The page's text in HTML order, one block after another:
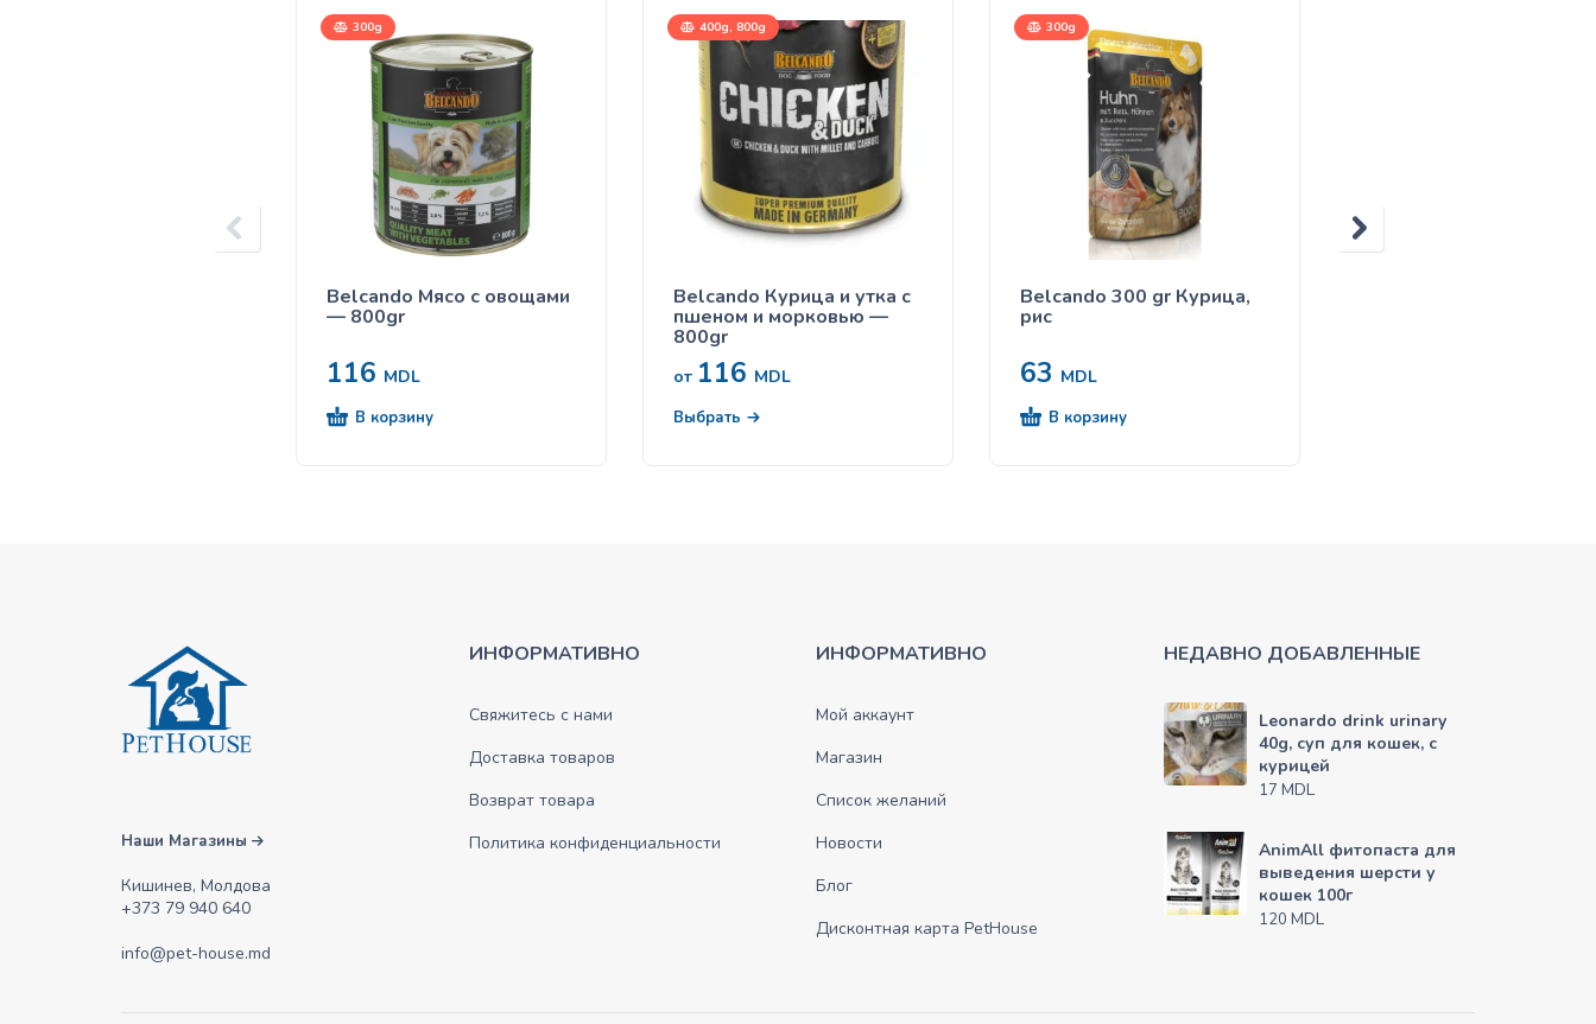
300g
Belcando Мясо с овощами
— 800gr
116 MDL
В корзину
400g, 800g
Belcando Курица и утка с
пшеном и морковью —
800gr
от 116 MDL
Выбрать
300g
Belcando 300 gr Курица,
рис
63 MDL
В корзину
Наши Магазины
Кишинев, Молдова
+373 79 940 640
info@pet-house.md
ИНФОРМАТИВНО
Свяжитесь с нами
Доставка товаров
Возврат товара
Политика конфиденциальности
ИНФОРМАТИВНО
Мой аккаунт
Магазин
Список желаний
Новости
Блог
Дисконтная карта PetHouse
НЕДАВНО ДОБАВЛЕННЫЕ
Leonardo drink urinary
40g, суп для кошек, с
курицей
17 MDL
AnimAll фитопаста для
выведения шерсти у
кошек 100г
120 MDL